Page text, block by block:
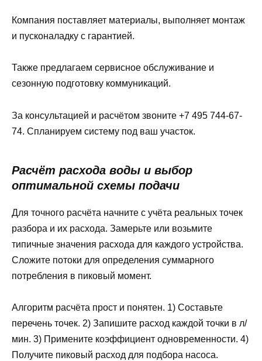
Компания поставляет материалы, выполняет монтаж
и пусконаладку с гарантией.
Также предлагаем сервисное обслуживание и
сезонную подготовку коммуникаций.
За консультацией и расчётом звоните +7 495 744-67-
74. Спланируем систему под ваш участок.
Расчёт расхода воды и выбор
оптимальной схемы подачи
Для точного расчёта начните с учёта реальных точек
разбора и их расхода. Замерьте или возьмите
типичные значения расхода для каждого устройства.
Сложите потоки для определения суммарного
потребления в пиковый момент.
Алгоритм расчёта прост и понятен. 1) Составьте
перечень точек. 2) Запишите расход каждой точки в л/
мин. 3) Примените коэффициент одновременности. 4)
Получите пиковый расход для подбора насоса.